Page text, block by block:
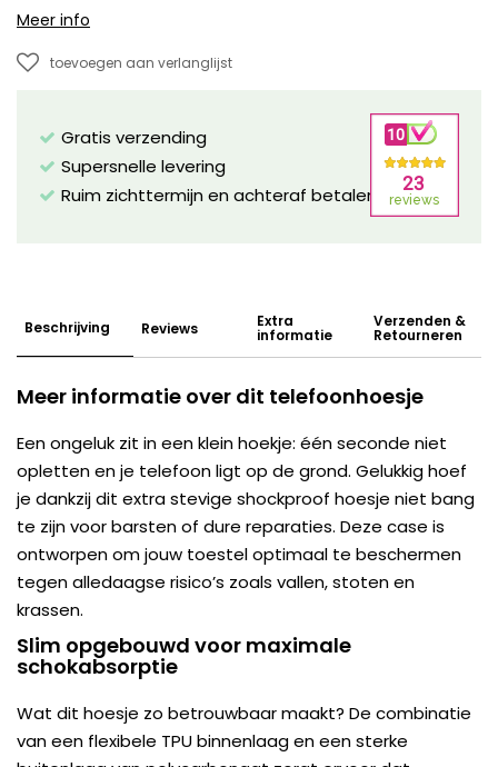
Meer info
toevoegen aan verlanglijst
Gratis verzending
Supersnelle levering
Ruim zichttermijn en achteraf betalen mogelijk!
Beschrijving Reviews Extra
informatie
Verzenden &
Retourneren
Meer informatie over dit telefoonhoesje
Een ongeluk zit in een klein hoekje: één seconde niet
opletten en je telefoon ligt op de grond. Gelukkig hoef
je dankzij dit extra stevige shockproof hoesje niet bang
te zijn voor barsten of dure reparaties. Deze case is
ontworpen om jouw toestel optimaal te beschermen
tegen alledaagse risico’s zoals vallen, stoten en
krassen.
Slim opgebouwd voor maximale
schokabsorptie
Wat dit hoesje zo betrouwbaar maakt? De combinatie
van een flexibele TPU binnenlaag en een sterke